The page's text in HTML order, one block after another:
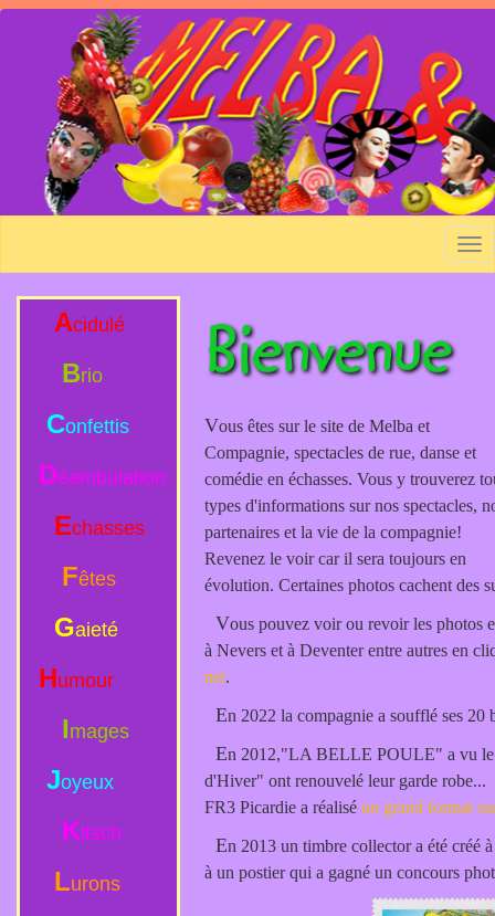
Skip
Acidulé
Brio
Confettis
Déambulation
Echasses
Fêtes
Gaieté
Humour
Images
Joyeux
Kitsch
Lurons
Vous êtes sur le site de Melba et
Compagnie, spectacles de rue, danse et
comédie en échasses. Vous y trouverez
types d'informations sur nos spectacles,
partenaires et la vie de la compagnie!
Revenez le voir car il sera toujours en
évolution. Certaines photos cachent des
Vous pouvez voir ou revoir les photos
à Nevers et à Deventer entre autres en
net.
En 2022 la compagnie a soufflé ses 20
En 2012,"LA BELLE POULE" a vu le
d'Hiver" ont renouvelé leur garde robe...
FR3 Picardie a réalisé un grand format
En 2013 un timbre collector a été créé
à un postier qui a gagné un concours